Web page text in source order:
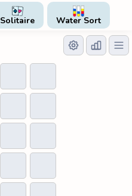
Solitaire Water Sort